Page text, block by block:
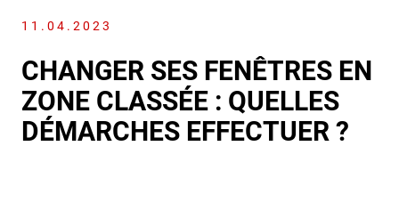
11.04.2023
CHANGER SES FENÊTRES EN
ZONE CLASSÉE : QUELLES
DÉMARCHES EFFECTUER ?